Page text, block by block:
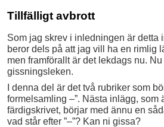
Tillfälligt avbrott
Som jag skrev i inledningen är detta
beror dels på att jag vill ha en rimlig
men framförallt är det lekdags nu.
gissningsleken.
I denna del är det två rubriker som
formelsamling –”. Nästa inlägg, som
färdigskrivet, börjar med ännu en
vad står efter ”–”? Kan ni gissa?